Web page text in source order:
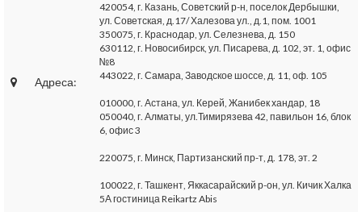
Адреса:
420054, г. Казань, Советский р-н, поселок Дербышки,
ул. Советская, д.17/ Халезова ул., д.1, пом. 1001
350075, г. Краснодар, ул. Селезнева, д. 150
630112, г. Новосибирск, ул. Писарева, д. 102, эт. 1, офис
№8
443022, г. Самара, Заводское шоссе, д. 11, оф. 105
010000, г. Астана, ул. Керей, Жанибек хандар, 18
050040, г. Алматы, ул.Тимирязева 42, павильон 16, блок
6, офис 3
220075, г. Минск, Партизанский пр-т, д. 178, эт. 2
100022, г. Ташкент, Яккасарайский р-он, ул. Кичик Халка
5А гостиница Reikartz Abis